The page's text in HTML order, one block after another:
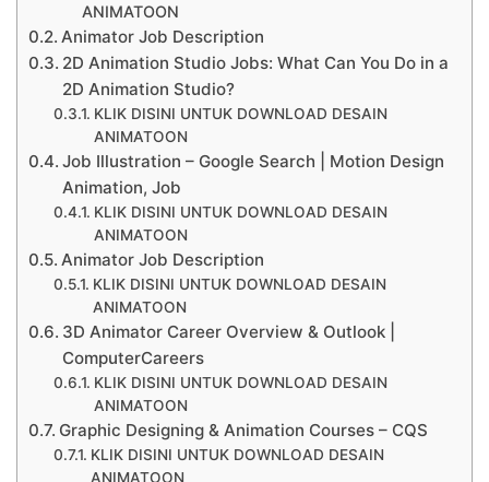
ANIMATOON
Animator Job Description
2D Animation Studio Jobs: What Can You Do in a
2D Animation Studio?
KLIK DISINI UNTUK DOWNLOAD DESAIN
ANIMATOON
Job Illustration – Google Search | Motion Design
Animation, Job
KLIK DISINI UNTUK DOWNLOAD DESAIN
ANIMATOON
Animator Job Description
KLIK DISINI UNTUK DOWNLOAD DESAIN
ANIMATOON
3D Animator Career Overview & Outlook |
ComputerCareers
KLIK DISINI UNTUK DOWNLOAD DESAIN
ANIMATOON
Graphic Designing & Animation Courses – CQS
KLIK DISINI UNTUK DOWNLOAD DESAIN
ANIMATOON